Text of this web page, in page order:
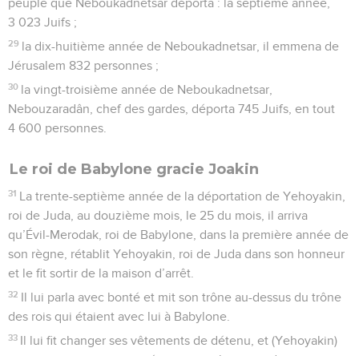
peuple que Neboukadnetsar déporta : la septième année,
3 023 Juifs ;
29 la dix-huitième année de Neboukadnetsar, il emmena de
Jérusalem 832 personnes ;
30 la vingt-troisième année de Neboukadnetsar,
Nebouzaradân, chef des gardes, déporta 745 Juifs, en tout
4 600 personnes.
Le roi de Babylone gracie Joakin
31 La trente-septième année de la déportation de Yehoyakin,
roi de Juda, au douzième mois, le 25 du mois, il arriva
qu’Évil-Merodak, roi de Babylone, dans la première année de
son règne, rétablit Yehoyakin, roi de Juda dans son honneur
et le fit sortir de la maison d’arrêt.
32 Il lui parla avec bonté et mit son trône au-dessus du trône
des rois qui étaient avec lui à Babylone.
33 Il lui fit changer ses vêtements de détenu, et (Yehoyakin)